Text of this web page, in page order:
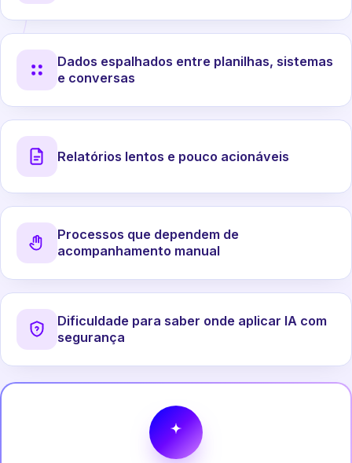
Dados espalhados entre planilhas, sistemas
e conversas
Relatórios lentos e pouco acionáveis
Processos que dependem de
acompanhamento manual
Dificuldade para saber onde aplicar IA com
segurança